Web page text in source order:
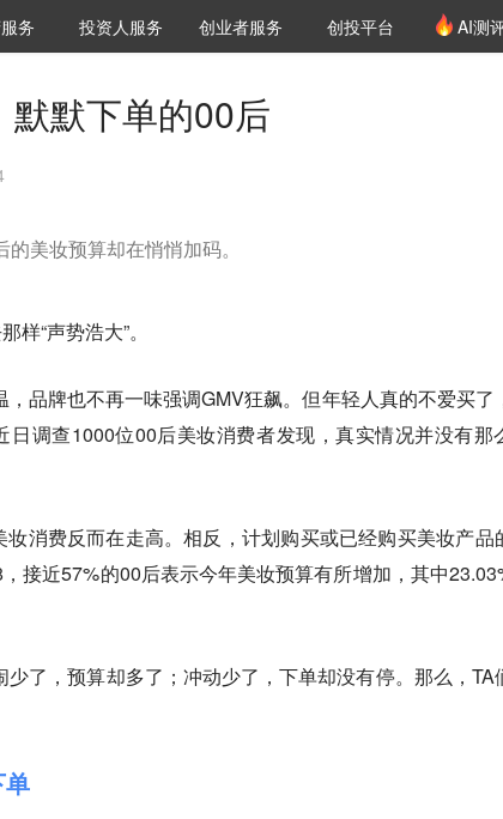
窗
务 VClub投资机构库
投资机构职位推介
投资人服务 创投氪堂
创业者服务 创投平台 AI测
默下单的00后
美妆预算却在悄悄加码。
“声势浩大”。
品牌也不再一味强调GMV狂飙。但年轻人真的不爱买了
日调查1000位00后美妆消费者发现，真实情况并没有那
消费反而在走高。相反，计划购买或已经购买美妆产品
接近57%的00后表示今年美妆预算有所增加，其中
了，预算却多了；冲动少了，下单却没有停。那么，TA